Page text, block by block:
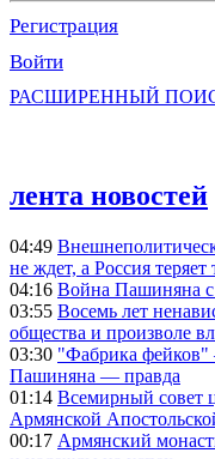
Регистрация
Войти
РАСШИРЕННЫЙ
лента новостей
04:49
не ждет, а Россия теряет
04:16 Война Пашиняна с
03:55 Восемь лет
общества и произволе
03:30 "Фабрика фейков"
Пашиняна — правда
01:14 Всемирный совет
Армянской
00:17 Армянский